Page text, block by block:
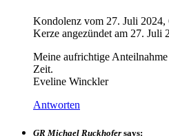
Kondolenz vom 27. Juli 2024,
Kerze angezündet am 27. Juli
Meine aufrichtige
Zeit.
Eveline Winckler
Antworten
GR Michael Ruckhofer says: